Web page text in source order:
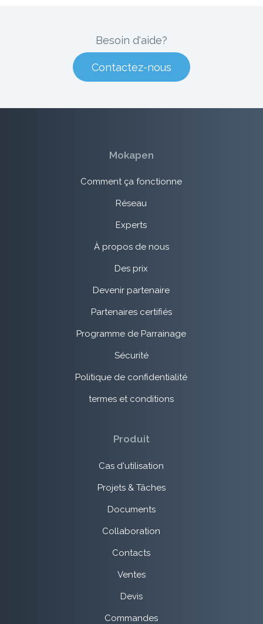
Besoin d'aide?
Contactez-nous
Mokapen
Comment ça fonctionne
Réseau
Experts
À propos de nous
Des prix
Devenir partenaire
Partenaires certifiés
Programme de Parrainage
Sécurité
Politique de confidentialité
termes et conditions
Produit
Cas d'utilisation
Projets & Tâches
Documents
Collaboration
Contacts
Ventes
Devis
Commandes